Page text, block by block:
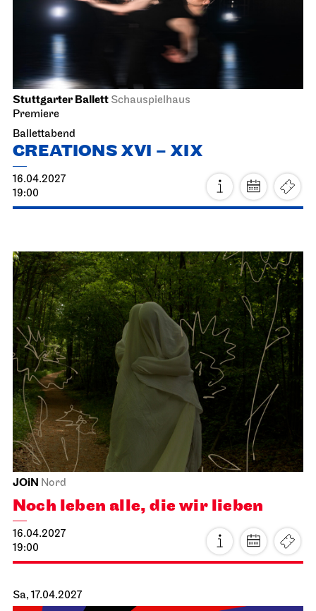
01.04.2027
19:00 - 22:30
Fr, 02.04.2027
Staatsoper Stuttgart Opernhaus
La traviata
02.04.2027
19:00